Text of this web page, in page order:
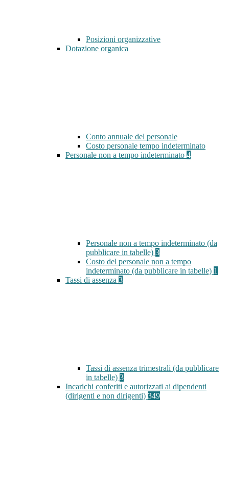
Posizioni organizzative
Dotazione organica
Conto annuale del personale
Costo personale tempo indeterminato
Personale non a tempo indeterminato 4
Personale non a tempo indeterminato (da
pubblicare in tabelle) 3
Costo del personale non a tempo
indeterminato (da pubblicare in tabelle) 1
Tassi di assenza 3
Tassi di assenza trimestrali (da pubblicare
in tabelle) 3
Incarichi conferiti e autorizzati ai dipendenti
(dirigenti e non dirigenti) 349